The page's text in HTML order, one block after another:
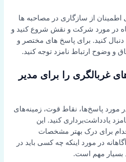
اطمینان از سازگاری در مصاحبه ها
در مورد شرکت و نقش شروع کنید و
کنید. برای پاسخ های مختصر و
و وضوح ارتباط نامزد توجه کنید.
های غربالگری را برای مدیر
مورد پاسخ‌ها، نقاط قوت، زمینه‌های
یادداشت‌برداری کنید. این
برای درک بهتر مشخصات
در مورد اینکه چه کسی باید در
بسیار مهم است.